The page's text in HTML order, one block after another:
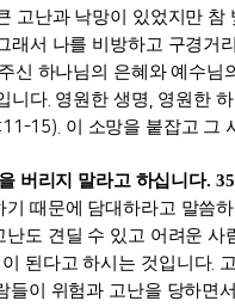
고난과 낙망이 있었지만
래서 나를 비방하고 구경거
신 하나님의 은혜와 예수
니다. 영원한 생명 영원한
15). 이 소망을 붙잡고 그
버리지 말라고 하십니다. 35
기 때문에 담대하라고 말씀
도 견딜 수 있고 어려운
된다고 하시는 것입니다.
들이 위험과 고난을 당하면